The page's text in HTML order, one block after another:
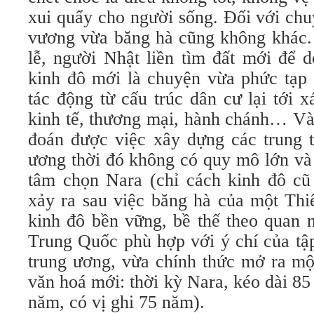
xui quẩy cho người sống. Đối với
vương vừa băng hà cũng không
lễ, người Nhật liền tìm đất mới để
kinh đô mới là chuyện vừa phức
tác động từ cấu trúc dân cư lại tới
kinh tế, thương mại, hành chánh…
đoán được việc xây dựng các trung
ương thời đó không có quy mô lớn
tâm chọn Nara (chỉ cách kinh đô
xảy ra sau việc băng hà của một
kinh đô bền vững, bề thế theo quan
Trung Quốc phù hợp với ý chí của
trung ương, vừa chính thức mở ra
văn hoá mới: thời kỳ Nara, kéo dài
năm, có vị ghi 75 năm).